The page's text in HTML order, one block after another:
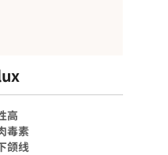
高
毒素
颌线